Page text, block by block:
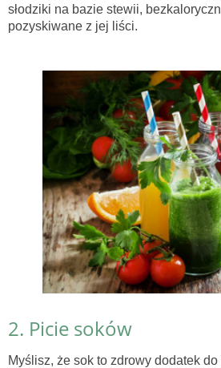
słodziki na bazie stewii,
pozyskiwane z jej liści.
2. Picie soków
Myślisz, że sok to zdrowy dodatek